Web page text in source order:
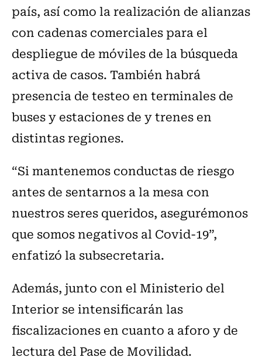
país, así como la realización de alianzas
con cadenas comerciales para el
despliegue de móviles de la búsqueda
activa de casos. También habrá
presencia de testeo en terminales de
buses y estaciones de y trenes en
distintas regiones.
“Si mantenemos conductas de riesgo
antes de sentarnos a la mesa con
nuestros seres queridos, asegurémonos
que somos negativos al Covid-19”,
enfatizó la subsecretaria.
Además, junto con el Ministerio del
Interior se intensificarán las
fiscalizaciones en cuanto a aforo y de
lectura del Pase de Movilidad.